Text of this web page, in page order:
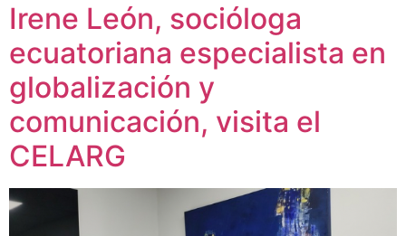
Irene León, socióloga
ecuatoriana especialista en
globalización y
comunicación, visita el
CELARG